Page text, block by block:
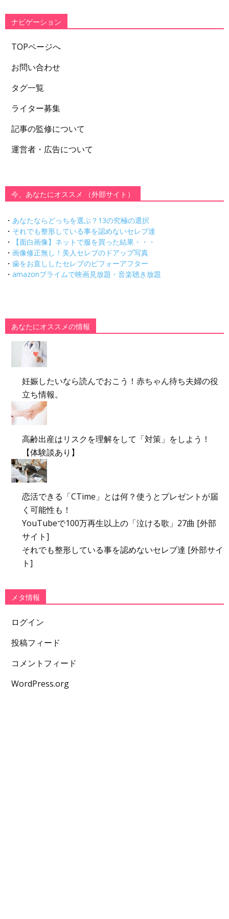
ー
ナビゲーション
TOPページへ
お問い合わせ
タグ一覧
ライター募集
記事の監修について
運営者・広告について
今、あなたにオススメ （外部サイト）
・ あなたならどっちを選ぶ？13の究極の選択
・ それでも整形している事を認めないセレブ達
・
【面白画像】ネットで服を買った結果・・・
・ 画像修正無し！美人セレブのドアップ写真
・ 歯をお直ししたセレブのビフォーアフター
・ amazonプライムで映画見放題・音楽聴き放題
あなたにオススメの情報
妊娠したいなら読んでおこう！赤ちゃん待ち夫婦の役
立ち情報。
高齢出産はリスクを理解をして「対策」をしよう！
【体験談あり】
恋活できる「CTime」とは何？使うとプレゼントが届
く可能性も！
YouTubeで100万再生以上の「泣ける歌」27曲 [外部
サイト]
それでも整形している事を認めないセレブ達 [外部サイ
ト]
メタ情報
ログイン
投稿フィード
コメントフィード
WordPress.org